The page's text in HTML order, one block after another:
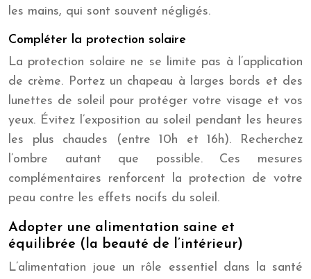
les mains, qui sont souvent négligés.
Compléter la protection solaire
La protection solaire ne se limite pas à l’application
de crème. Portez un chapeau à larges bords et des
lunettes de soleil pour protéger votre visage et vos
yeux. Évitez l’exposition au soleil pendant les heures
les plus chaudes (entre 10h et 16h). Recherchez
l’ombre autant que possible. Ces mesures
complémentaires renforcent la protection de votre
peau contre les effets nocifs du soleil.
Adopter une alimentation saine et
équilibrée (la beauté de l’intérieur)
L’alimentation joue un rôle essentiel dans la santé